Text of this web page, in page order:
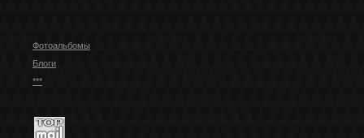
Фотоальбомы
Блоги
***